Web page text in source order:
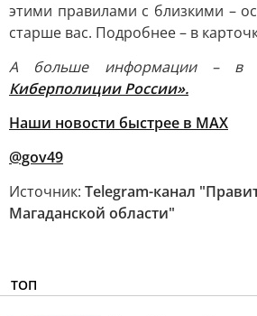
этими правилами с близкими –
старше вас. Подробнее – в
А больше информации – в
Киберполиции России».
Наши новости быстрее в MAX
@gov49
Источник: Telegram-канал
Магаданской области"
ТОП